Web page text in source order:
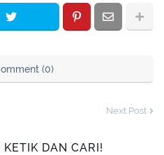
(0)
Next Post
DAN CARI!